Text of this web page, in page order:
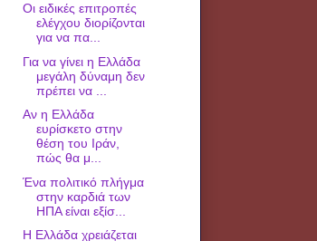
Οι ειδικές επιτροπές
ελέγχου διορίζονται
για να πα...
Για να γίνει η Ελλάδα
μεγάλη δύναμη δεν
πρέπει να ...
Aν η Ελλάδα
ευρίσκετο στην
θέση του Ιράν,
πώς θα μ...
Ένα πολιτικό πλήγμα
στην καρδιά των
ΗΠΑ είναι εξίσ...
H Ελλάδα χρειάζεται